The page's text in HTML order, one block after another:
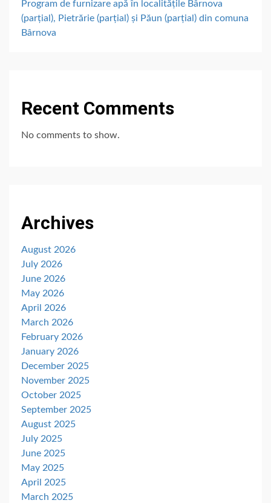
Program de furnizare apă în localitățile Bârnova
(parțial), Pietrărie (parțial) și Păun (parțial) din comuna
Bârnova
Recent Comments
No comments to show.
Archives
August 2026
July 2026
June 2026
May 2026
April 2026
March 2026
February 2026
January 2026
December 2025
November 2025
October 2025
September 2025
August 2025
July 2025
June 2025
May 2025
April 2025
March 2025